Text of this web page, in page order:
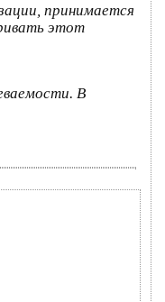
принимается
этот
В